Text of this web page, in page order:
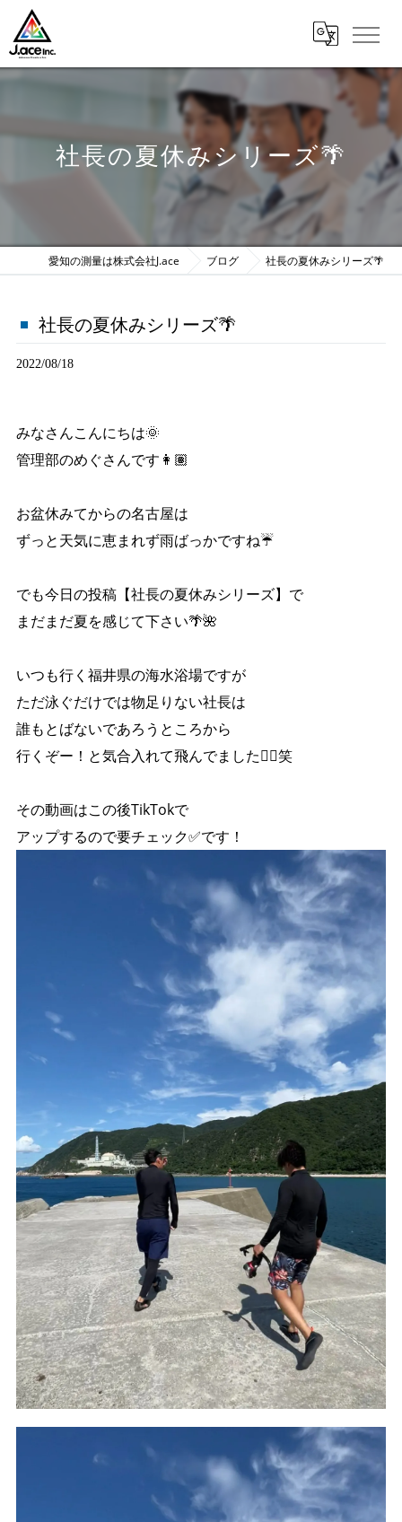
社長の夏休みシリーズ🌴
愛知の測量は株式会社J.ace ブログ 社長の夏休みシリーズ🌴
社長の夏休みシリーズ🌴
2022/08/18
みなさんこんにちは🌞
管理部のめぐさんです👩🏽
お盆休みてからの名古屋は
ずっと天気に恵まれず雨ばっかですね☔️
でも今日の投稿【社長の夏休みシリーズ】で
まだまだ夏を感じて下さい🌴🌺
いつも行く福井県の海水浴場ですが
ただ泳ぐだけでは物足りない社長は
誰もとばないであろうところから
行くぞー！と気合入れて飛んでました🏊‍♂️笑
その動画はこの後TikTokで
アップするので要チェック✅です！